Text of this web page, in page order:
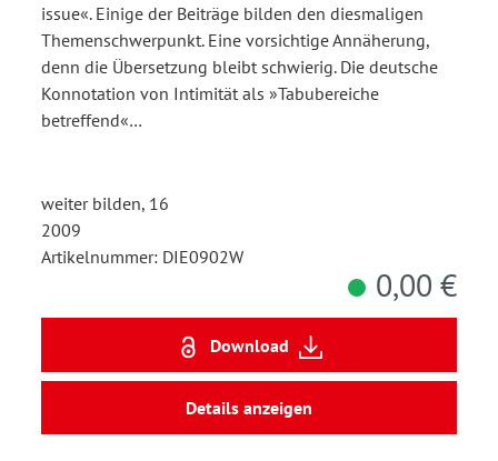
issue«. Einige der Beiträge bilden den diesmaligen
Themenschwerpunkt. Eine vorsichtige Annäherung,
denn die Übersetzung bleibt schwierig. Die deutsche
Konnotation von Intimität als »Tabubereiche
betreffend«…
weiter bilden, 16
2009
Artikelnummer: DIE0902W
0,00 €
Download
Details anzeigen